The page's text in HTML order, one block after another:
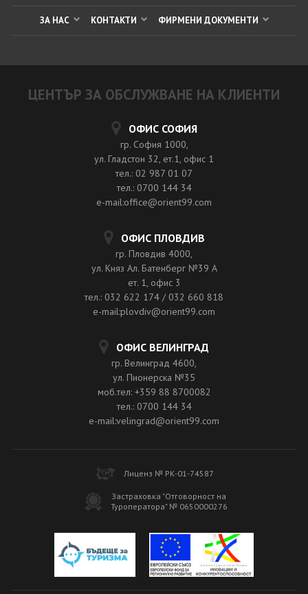
ЗА НАС КОНТАКТИ ФИРМЕНИ ДОКУМЕНТИ
ЦЕНТЪР ЗА ОБСЛУЖВАНЕ НА КЛИЕНТИ
ОФИС СОФИЯ
гр. София 1000,
ул. Гладстон 32, ет.1, офис 1
тел.: 02 987 01 07
тел.: 0700 144 34
e-mail:office@orient99.com
ОФИС ПЛОВДИВ
гр. Пловдив 4000,
ул. Княз Ал. Батенберг №39 A
ет. 1, офис 3
тел.: 032 622 174 / 032 660 818
e-mail:plovdiv@orient99.com
ОФИС ВЕЛИНГРАД
гр. Велинград 4600,
ул. Пионерска №35
моб.тел: +359 88 8700082
тел.: 0700 144 34
e-mail:velingrad@orient99.com
Лиценз № РК-01-74587
Застраховка "Отговорност на
Туроператора" № 0650000276